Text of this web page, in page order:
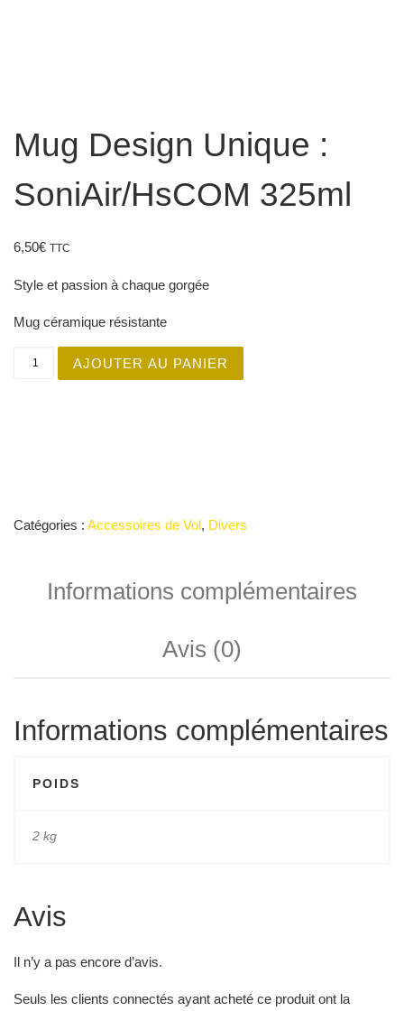
Mug Design Unique :
SoniAir/HsCOM 325ml
6,50€ TTC
Style et passion à chaque gorgée
Mug céramique résistante
AJOUTER AU PANIER
Catégories : Accessoires de Vol, Divers
Informations complémentaires
Avis (0)
Informations complémentaires
POIDS
2 kg
Avis
Il n’y a pas encore d’avis.
Seuls les clients connectés ayant acheté ce produit ont la